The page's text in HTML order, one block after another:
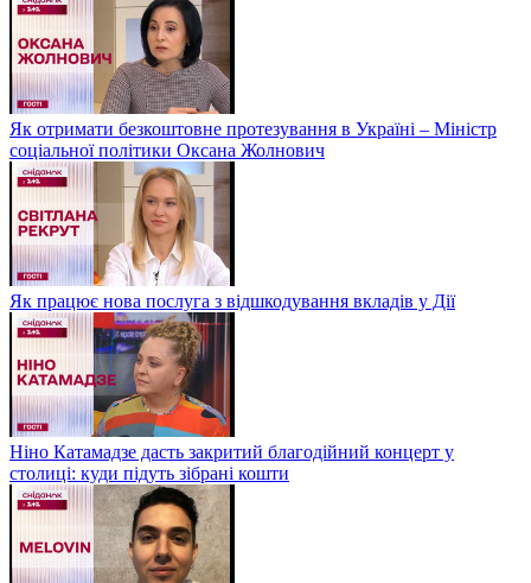
Як отримати безкоштовне протезування в Україні – Міністр
соціальної політики Оксана Жолнович
Як працює нова послуга з відшкодування вкладів у Дії
Ніно Катамадзе дасть закритий благодійний концерт у
столиці: куди підуть зібрані кошти